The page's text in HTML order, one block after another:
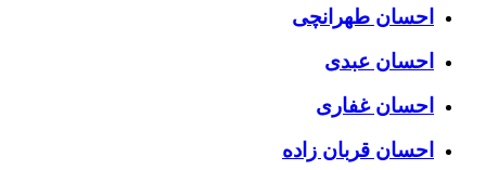
احسان طهرانچی
احسان عبدی
احسان غفاری
احسان قربان زاده